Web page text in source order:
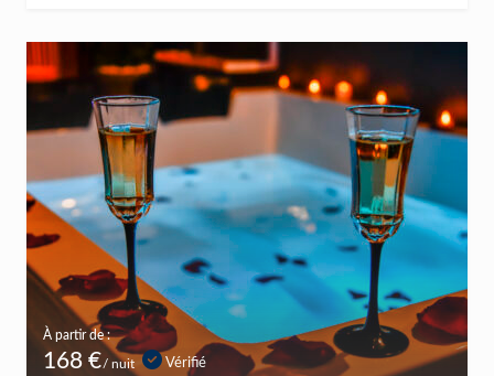
À partir de :
168 €/ nuit Vérifié